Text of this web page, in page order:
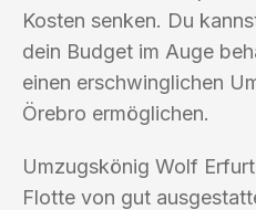
Kosten senken. Du
dein Budget im Auge
einen erschwinglichen
Örebro ermöglichen.
Umzugskönig Wolf
Flotte von gut